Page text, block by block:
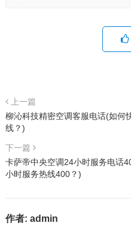
上一篇
柳沁科技精密空调客服电话(如何
线？)
下一篇
卡萨帝中央空调24小时服务电话
小时服务热线400？)
作者: admin